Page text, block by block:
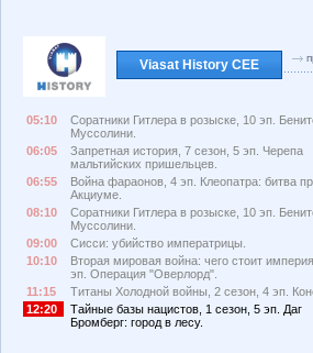
Viasat History CEE
05:10
Соратники Гитлера в розыске, 10 эп.
Муссолини.
06:05
Запретная история, 7 сезон, 5 эп. Черепа
мальтийских пришельцев.
06:55
Война фараонов, 4 эп. Клеопатра: битва
Акциуме.
08:10
Соратники Гитлера в розыске, 10 эп.
Муссолини.
09:00
Сисси: убийство императрицы.
10:10
Вторая мировая война: чего стоит
эп. Операция "Оверлорд".
11:15
Титаны Холодной войны, 2 сезон, 4 эп.
12:20
Тайные базы нацистов, 1 сезон, 5 эп. Даг
Бромберг: город в лесу.